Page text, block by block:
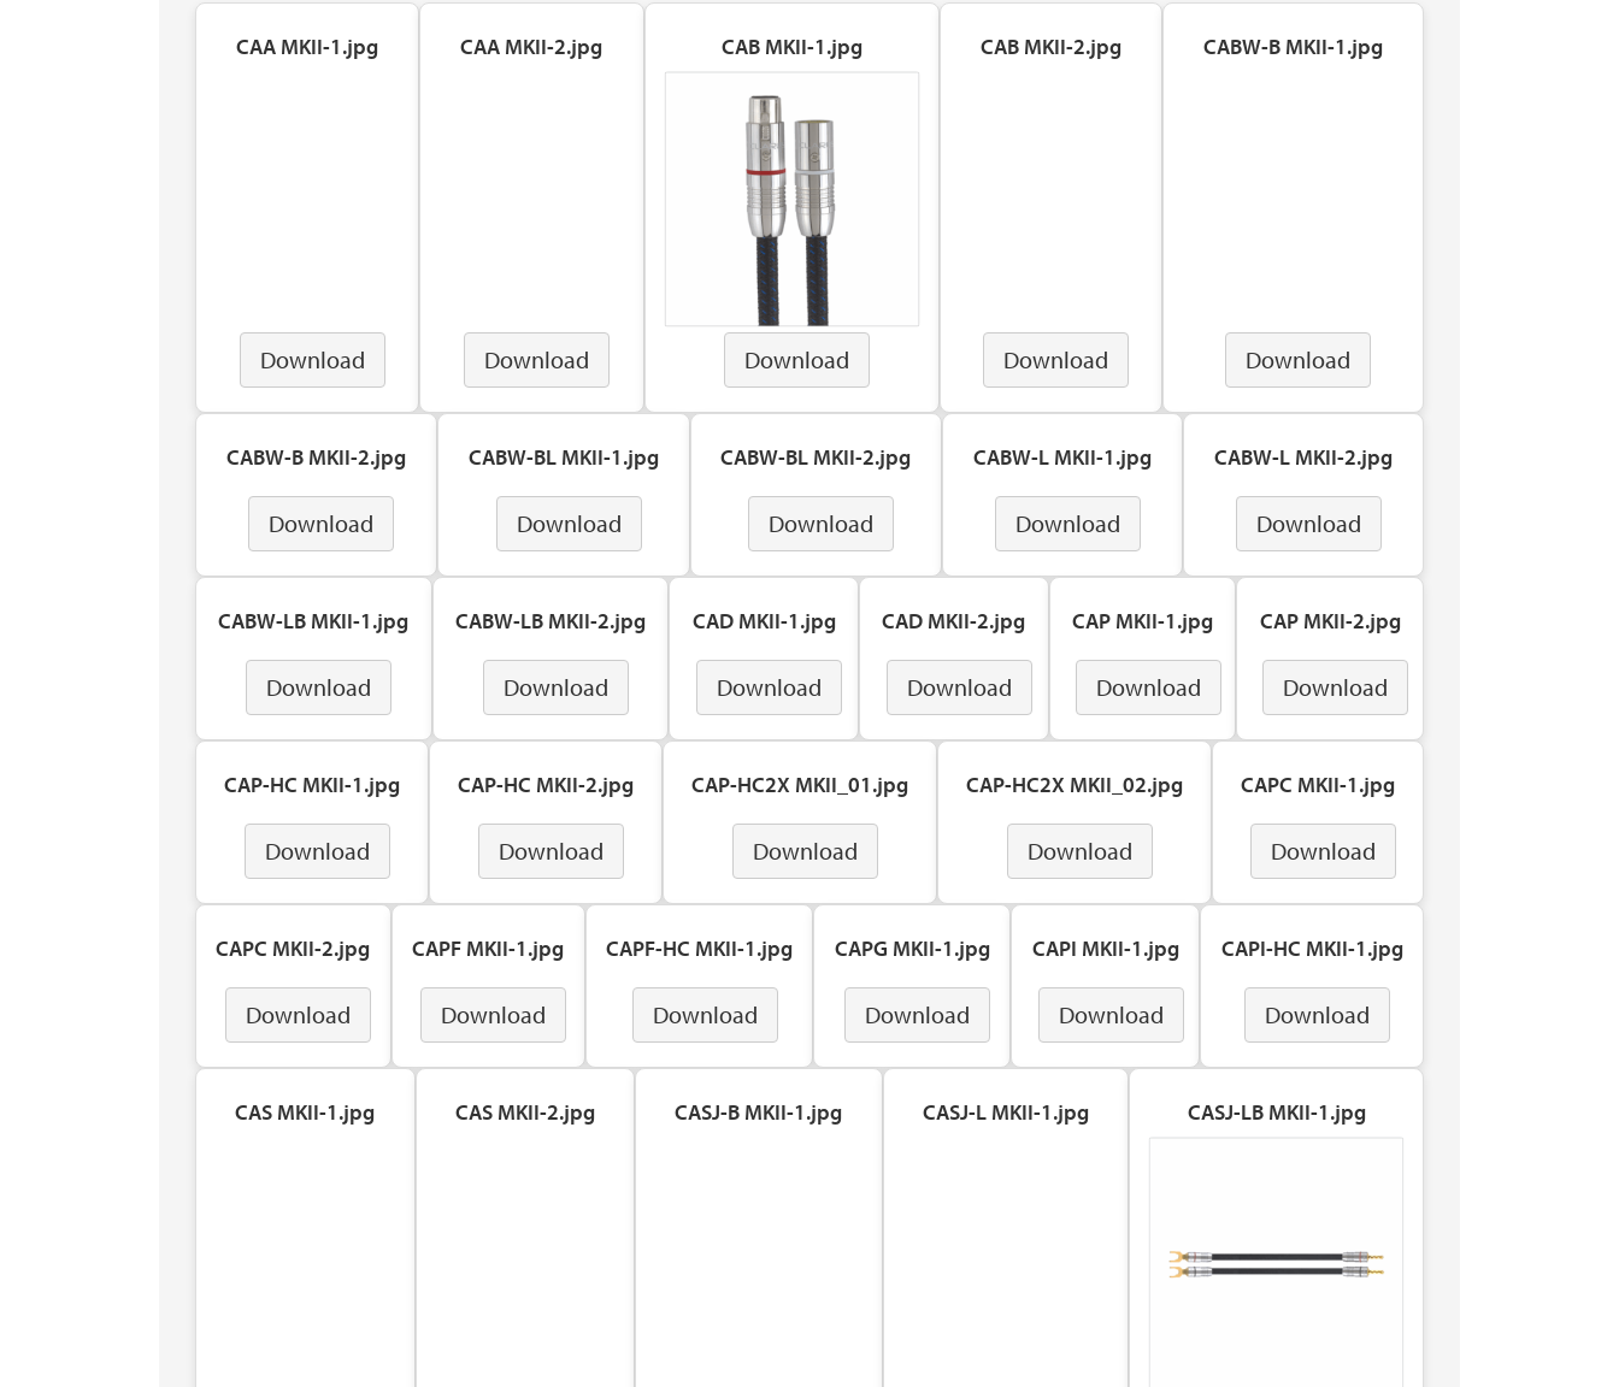
CAA MKII-1.jpg
Download
CAA MKII-2.jpg
Download
CAB MKII-1.jpg
Download
CAB MKII-2.jpg
Download
CABW-B MKII-1.jpg
Download
CABW-B MKII-2.jpg
Download
CABW-BL MKII-1.jpg
Download
CABW-BL MKII-2.jpg
Download
CABW-L MKII-1.jpg
Download
CABW-L MKII-2.jpg
Download
CABW-LB MKII-1.jpg
Download
CABW-LB MKII-2.jpg
Download
CAD MKII-1.jpg
Download
CAD MKII-2.jpg
Download
CAP MKII-1.jpg
Download
CAP MKII-2.jpg
Download
CAP-HC MKII-1.jpg
Download
CAP-HC MKII-2.jpg
Download
CAP-HC2X MKII_01.jpg
Download
CAP-HC2X MKII_02.jpg
Download
CAPC MKII-1.jpg
Download
CAPC MKII-2.jpg
Download
CAPF MKII-1.jpg
Download
CAPF-HC MKII-1.jpg
Download
CAPG MKII-1.jpg
Download
CAPI MKII-1.jpg
Download
CAPI-HC MKII-1.jpg
Download
CAS MKII-1.jpg CAS MKII-2.jpg CASJ-B MKII-1.jpg CASJ-L MKII-1.jpg CASJ-LB MKII-1.jpg